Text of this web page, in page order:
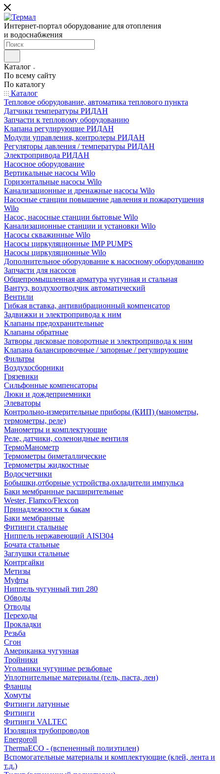
Интернет-портал оборудование для отопления
и водоснабжения
Каталог
По всему сайту
По каталогу
Каталог
Тепловое оборудование, автоматика теплового пункта
Датчики температуры РИДАН
Запчасти к тепловому оборудованию
Клапана регулирующие РИДАН
Модули управления, контролеры РИДАН
Регуляторы давления / температуры РИДАН
Электропривода РИДАН
Насосное оборудование
Вертикальные насосы Wilo
Горизонтальные насосы Wilo
Канализационные и дренажные насосы Wilo
Насосные станции повышение давления и пожаротушения
Wilo
Насос, насосные станции бытовые Wilo
Канализационные станции и установки Wilo
Насосы скважинные Wilo
Насосы циркуляционные IMP PUMPS
Насосы циркуляционные Wilo
Дополнительное оборудование к насосному оборудованию
Запчасти для насосов
Общепромышленная арматура чугунная и стальная
Вантуз, воздухоотводчик автоматический
Вентили
Гибкая вставка, антивибрационный компенсатор
Задвижки и электропривода к ним
Клапаны предохранительные
Клапаны обратные
Затворы дисковые поворотные и электропривода к ним
Клапана балансировочные / запорные / регулирующие
Фильтры
Воздухосборники
Грязевики
Сильфонные компенсаторы
Люки и дождеприемники
Элеваторы
Контрольно-измерительные приборы (КИП) (манометры,
термометры, реле)
Манометры и комплектующие
Реле, датчики, соленоидные вентиля
ТермоМанометр
Термометры биметаллические
Термометры жидкостные
Водосчетчики
Бобышки,отборные устройства,охладители импульса
Баки мембранные расширительные
Wester, Flamco/Flexcon
Принадлежности к бакам
Баки мембранные
Фитинги стальные
Ниппель нержавеющий AISI304
Бочата стальные
Заглушки стальные
Контргайки
Метизы
Муфты
Ниппель чугунный тип 280
Обводы
Отводы
Переходы
Прокладки
Резьба
Сгон
Американка чугунная
Тройники
Угольники чугунные резьбовые
Уплотнительные материалы (гель, паста, лен)
Фланцы
Хомуты
Фитинги латунные
Фитинги
Фитинги VALTEC
Изоляция трубопроводов
Energoroll
ThermaECO - (вспененный полиэтилен)
Вспомогательные материалы и комплектующие (клей, лента и
т.д.)